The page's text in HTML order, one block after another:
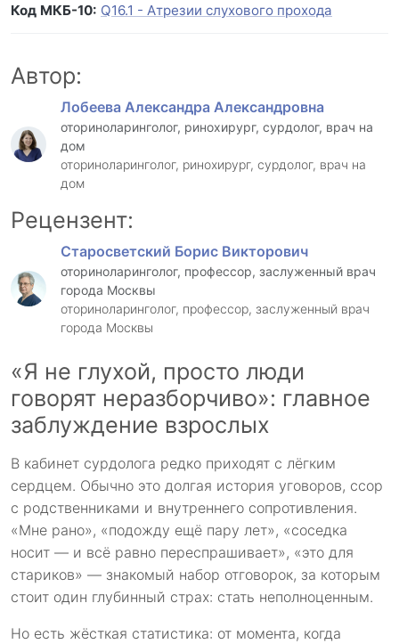
Код МКБ-10: Q16.1 - Атрезии слухового прохода
Автор:
Лобеева Александра Александровна
оториноларинголог, ринохирург, сурдолог, врач на
дом
оториноларинголог, ринохирург, сурдолог, врач на
дом
Рецензент:
Старосветский Борис Викторович
оториноларинголог, профессор, заслуженный врач
города Москвы
оториноларинголог, профессор, заслуженный врач
города Москвы
«Я не глухой, просто люди
говорят неразборчиво»: главное
заблуждение взрослых
В кабинет сурдолога редко приходят с лёгким
сердцем. Обычно это долгая история уговоров, ссор
с родственниками и внутреннего сопротивления.
«Мне рано», «подожду ещё пару лет», «соседка
носит — и всё равно переспрашивает», «это для
стариков» — знакомый набор отговорок, за которым
стоит один глубинный страх: стать неполноценным.
Но есть жёсткая статистика: от момента, когда